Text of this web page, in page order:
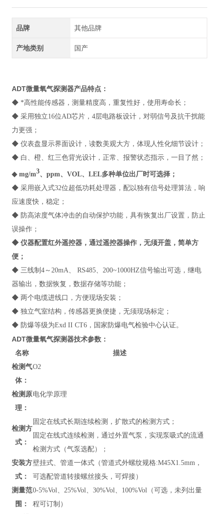
品牌 其他品牌
产地类别 国产
ADT微量氧气探测器产品特点：
◆ *高性能传感器，测量精度高，重复性好，使用寿命长；
◆ 采用独立16位AD芯片，4层电路板设计，对弱信号及抗干扰能
力更强；
◆ 仪表盘显示界面设计，读数美观大方，体现人性化细节设计；
◆ 白、橙、红三色背光设计，正常、报警状态指示，一目了然；
◆ mg/m3、ppm、VOL、LEL多种单位出厂时可选择；
◆ 采用嵌入式32位超低功耗处理器，配以独有信号处理算法，响
应速度快，稳定；
◆ 防高浓度气体冲击的自动保护功能，具有恢复出厂设置，防止
误操作；
◆ 仪器配置红外遥控器，通过遥控器操作，无须开盖，简单方
便；
◆ 三线制4～20mA、 RS485、200~1000HZ信号输出可选，继电
器输出，数据恢复，数据存储等功能；
◆ 两个电缆进线口，方便现场安装；
◆ 独立气室结构，传感器更换便捷，无须现场标定；
◆ 防爆等级为Exd II CT6，国家防爆电气检验中心认证。
ADT微量氧气探测器技术参数：
名称
描述
检测气
体：
O2
检测原
理：
电化学原理
检测方
式：
固定在线式长期连续检测，扩散式的检测方式；
固定在线式连续检测，通过外置气泵，实现泵吸式的流通
检测方式（气泵选配）；
安装方
式：
壁挂式、管道一体式（管道式外螺纹规格:M45X1.5mm，
可选配管道转接螺丝接头，可焊接）
测量范
围：
0-5%Vol 25%Vol、30%Vol、100%Vol
（可选，未列出量
程可订制）